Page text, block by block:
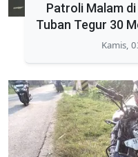
Patroli Malam
Tuban Tegur 30
Kamis,